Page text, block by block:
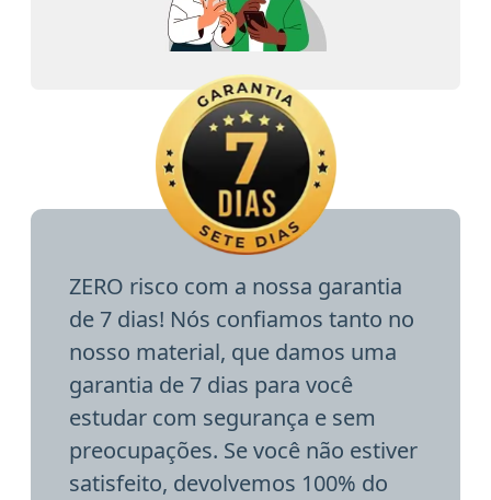
ZERO risco com a nossa garantia
de 7 dias! Nós confiamos tanto no
nosso material, que damos uma
garantia de 7 dias para você
estudar com segurança e sem
preocupações. Se você não estiver
satisfeito, devolvemos 100% do